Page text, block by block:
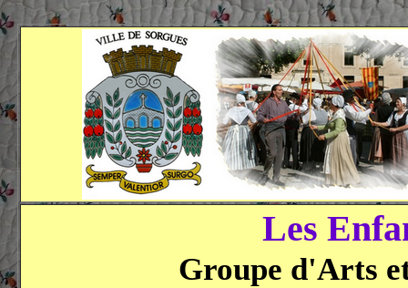
Les
Groupe d'Arts